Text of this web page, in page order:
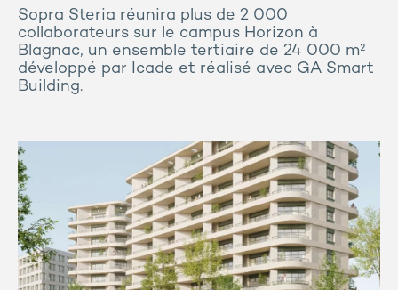
Sopra Steria réunira plus de 2 000
collaborateurs sur le campus Horizon à
Blagnac, un ensemble tertiaire de 24 000 m²
développé par Icade et réalisé avec GA Smart
Building.